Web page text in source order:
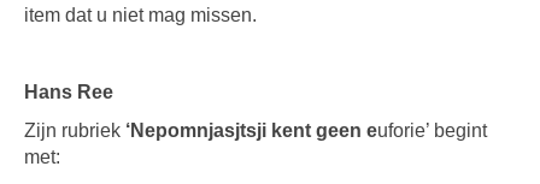
item dat u niet mag missen.
Hans Ree
Zijn rubriek ‘Nepomnjasjtsji kent geen euforie’ begint
met: